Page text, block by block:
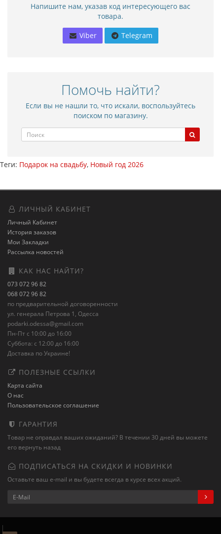
Напишите нам, указав код интересующего вас
товара.
Viber Telegram
Помочь найти?
Если вы не нашли то, что искали, воспользуйтесь
поиском по магазину.
Теги: Подарок на свадьбу, Новый год 2026
ЛИЧНЫЙ КАБИНЕТ
Личный Кабинет
История заказов
Мои Закладки
Рассылка новостей
КАК НАС НАЙТИ?
073 072 96 82
068 072 96 82
по предварительной договоренности
ул. генерала Петрова 1, Одесса
podarki.odessa@gmail.com
Пн-Пт с 10:00 до 16:00
Суббота: с 12:00 до 16:00
Доставка по Украине!
ПОЛЕЗНЫЕ ССЫЛКИ
Карта сайта
О нас
Пользовательское соглашение
ГАРАНТИЯ
Товар не оправдал ваших ожиданий? В течении 30 дней вы можете
его вернуть назад
ПОДПИСАТЬСЯ НА СКИДКИ И НОВИНКИ
Оставьте ваш e-mail и вы будете всегда в курсе всех акций.